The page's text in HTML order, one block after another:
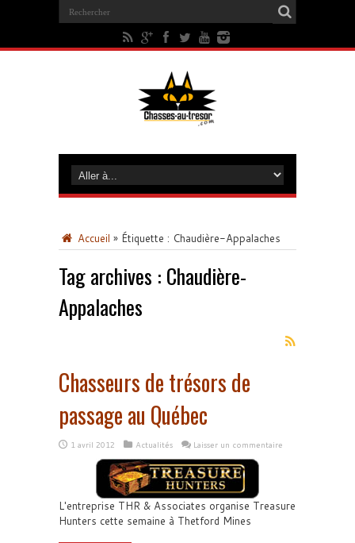
Accueil » Étiquette : Chaudière-Appalaches
Tag archives : Chaudière-
Appalaches
Chasseurs de trésors de
passage au Québec
1 avril 2012 Actualités Laisser un commentaire
L'entreprise THR & Associates organise Treasure
Hunters cette semaine à Thetford Mines